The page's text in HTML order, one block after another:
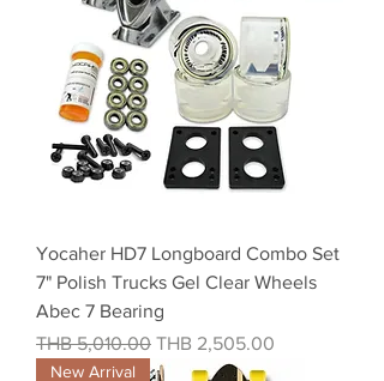
Yocaher HD7 Longboard Combo Set
7" Polish Trucks Gel Clear Wheels
Abec 7 Bearing
Regular Price
THB 5,010.00 Sale Price
THB 2,505.00
New Arrival